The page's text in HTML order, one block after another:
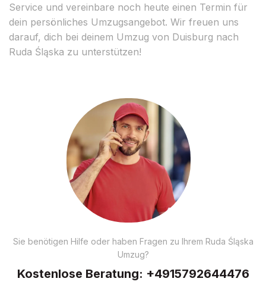
Service und vereinbare noch heute einen Termin für
dein persönliches Umzugsangebot. Wir freuen uns
darauf, dich bei deinem Umzug von Duisburg nach
Ruda Śląska zu unterstützen!
Sie benötigen Hilfe oder haben Fragen zu Ihrem Ruda Śląska
Umzug?
Kostenlose Beratung: +4915792644476